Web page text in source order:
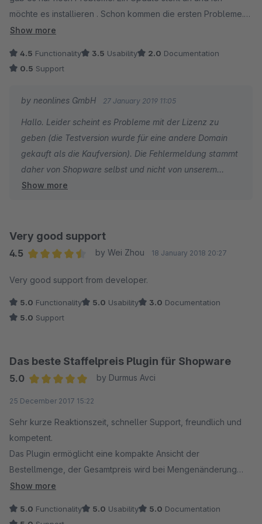
möchte es installieren . Schon kommen die ersten Probleme.
Lizenz abgelaufen. OK in Shopware und aktualisieren. Nö
Für ein Kaufprodukt bzw Plugin einfach nicht schön. Das
Show more
4.5 Functionality 3.5 Usability 2.0 Documentation
0.5 Support
by neonlines GmbH 27 January 2019 11:05
Hallo. Leider scheint es Probleme mit der Lizenz zu
geben (die Testversion wurde für eine andere Domain
gekauft als die Kaufversion). Die Fehlermeldung stammt
daher von Shopware selbst und nicht von unserem
Plugin. Wir können das Problem gerne versuchen zu
Schade, dass Sie bei Ihrer Bewertung die
eigentliche Plugin bewerten und unseren schnellen
Show more
Very good support
4.5
by Wei Zhou 18 January 2018 20:27
Very good support from developer.
5.0 Functionality 5.0 Usability 3.0 Documentation
5.0 Support
Das beste Staffelpreis Plugin für Shopware
5.0
by Durmus Avci
25 December 2017 15:22
Sehr kurze Reaktionszeit, schneller Support, freundlich und
kompetent.
Das Plugin ermöglicht eine kompakte Ansicht der
Bestellmenge, der Gesamtpreis wird bei Mengenänderung
dynamisch aktualisiert in einem sehr Modernen Design.
Der Kunde sieht ohne zu rechnen sofort den Gesamtpreis.
Show more
5.0 Functionality 5.0 Usability 5.0 Documentation